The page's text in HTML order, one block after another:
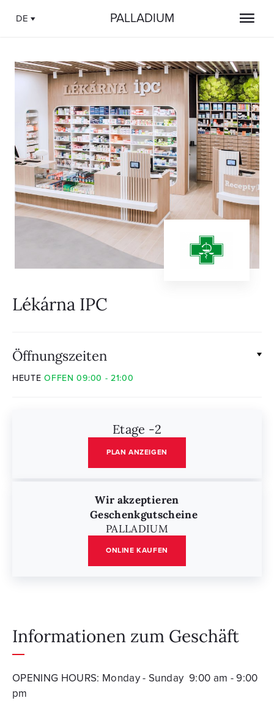
DE PALLADIUM
Lékárna IPC
Öffnungszeiten
HEUTEOFFEN 09:00 - 21:00
Etage -2
PLAN ANZEIGEN
Wir akzeptieren
Geschenkgutscheine
PALLADIUM
ONLINE KAUFEN
Informationen zum Geschäft
OPENING HOURS: Monday - Sunday 9:00 am - 9:00
pm